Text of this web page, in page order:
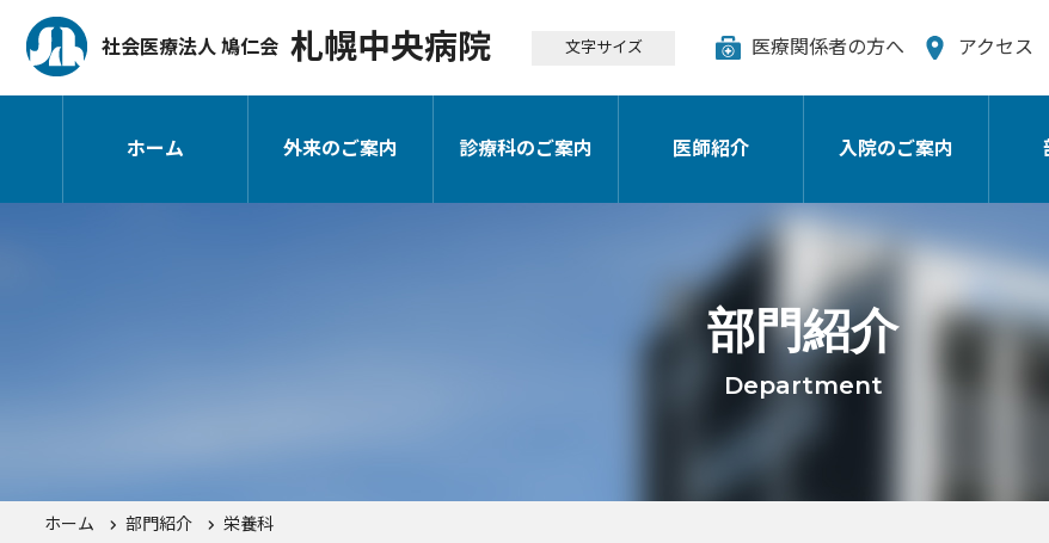
社会医療法人 鳩仁会 札幌中央病院 文字サイズ 医療関係者の方へ アクセス
ホーム 外来のご案内 診療科のご案内 医師紹介 入院のご案内
部門紹介
Department
ホーム 部門紹介 栄養科